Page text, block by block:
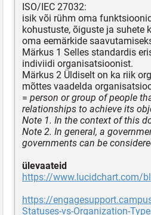
ISO/IEC 27032:
isik või rühm oma
kohustuste, õiguste ja suhete
oma eemärkide
Märkus 1 Selles standardis
indiviidi organisatsioonist.
Märkus 2 Üldiselt on ka riik
mõttes vaadelda
= person or group of people
relationships to achieve its
Note 1. In the context of this
Note 2. In general, a
governments can be
ülevaateid
https://www.lucidchart.com/
https://
Statuses-vs-Organization-